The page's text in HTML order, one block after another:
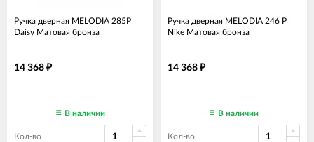
Ручка дверная MELODIA 285P
Daisy Матовая бронза
14 368 ₽
В наличии
Кол-во
Ручка дверная MELODIA 246 P
Nike Матовая бронза
14 368 ₽
В наличии
Кол-во